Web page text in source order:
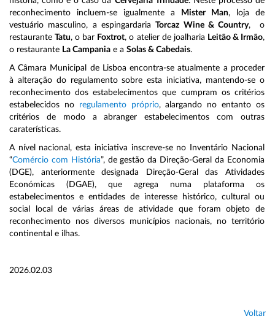
reconhecimento incluem-se igualmente a
Mister Man, loja de
vestuário masculino, a espingardariaTorcaz Wine & Country, o
restauranteTatu, o bar Foxtrot, o atelier de joalharia Leitão & Irmão,
o restaurante La Campania e a Solas & Cabedais.
A Câmara Municipal de Lisboa encontra-se atualmente a proceder
à alteração do regulamento sobre esta iniciativa, mantendo-se o
reconhecimento dos estabelecimentos que cumpram os critérios
estabelecidos no regulamento próprio, alargando no entanto os
critérios de modo a abranger estabelecimentos com outras
caraterísticas.
A nível nacional, esta iniciativa inscreve-se no Inventário Nacional
“Comércio com História”, de gestão da Direção-Geral da Economia
(DGE), anteriormente designada Direção-Geral das Atividades
Económicas (DGAE), que agrega numa plataforma os
estabelecimentos e entidades de interesse histórico, cultural ou
social local de várias áreas de atividade que foram objeto de
reconhecimento nos diversos municípios nacionais, no território
continental e ilhas.
2026.02.03
Voltar